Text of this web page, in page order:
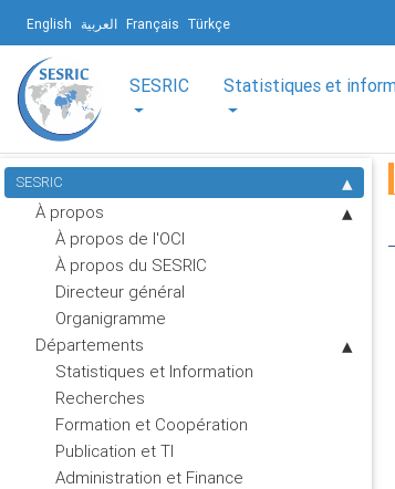
English العربية Français Türkçe
SESRIC Statistiques et
SESRIC
À propos
À propos de l'OCI
À propos du SESRIC
Directeur général
Organigramme
Départements
Statistiques et Information
Recherches
Formation et Coopération
Publication et TI
Administration et Finance